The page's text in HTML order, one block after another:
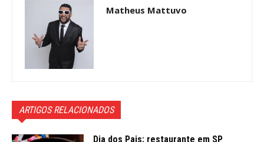
Matheus Mattuvo
ARTIGOS RELACIONADOS
Dia dos Pais: restaurante em SP